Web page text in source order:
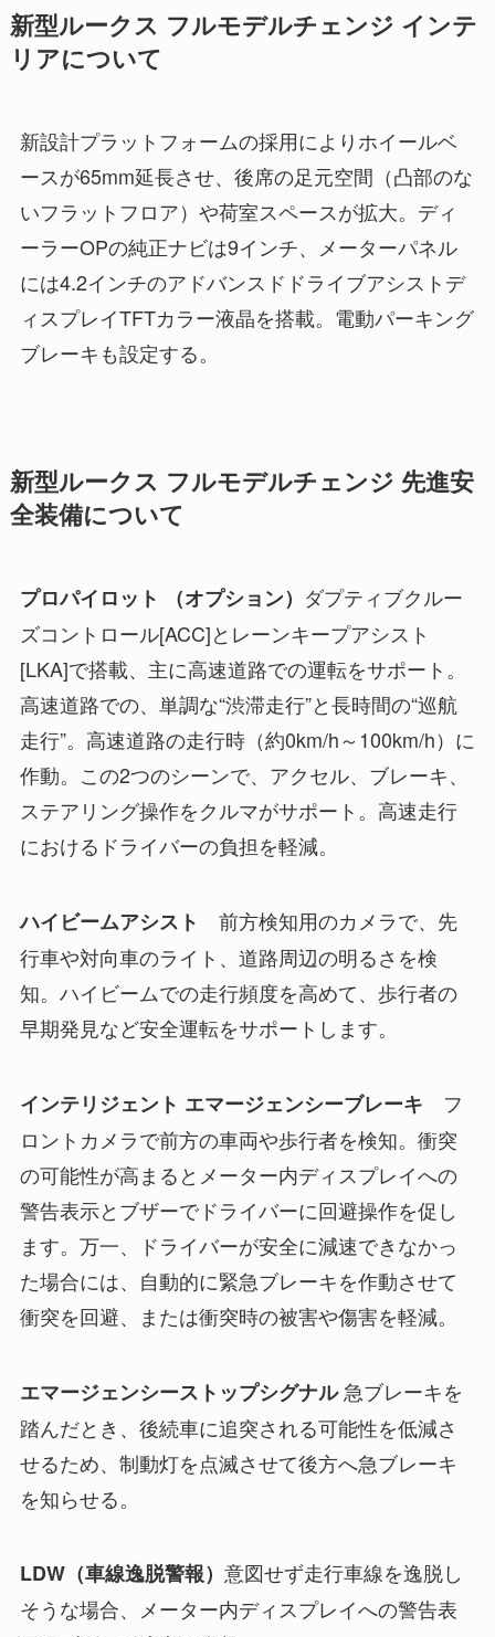
新型ルークス フルモデルチェンジ インテ
リアについて
新設計プラットフォームの採用によりホイールベ
ースが65mm延長させ、後席の足元空間（凸部のな
いフラットフロア）や荷室スペースが拡大。ディ
ーラーOPの純正ナビは9インチ、メーターパネル
には4.2インチのアドバンスドドライブアシストデ
ィスプレイTFTカラー液晶を搭載。電動パーキング
ブレーキも設定する。
新型ルークス フルモデルチェンジ 先進安
全装備について
プロパイロット （オプション） ダプティブクルー
ズコントロール[ACC]とレーンキープアシスト
[LKA]で搭載、主に高速道路での運転をサポート。
高速道路での、単調な“渋滞走行”と長時間の“巡航
走行”。高速道路の走行時（約0km/h～100km/h）に
作動。この2つのシーンで、アクセル、ブレーキ、
ステアリング操作をクルマがサポート。高速走行
におけるドライバーの負担を軽減。
ハイビームアシスト 前方検知用のカメラで、先
行車や対向車のライト、道路周辺の明るさを検
知。ハイビームでの走行頻度を高めて、歩行者の
早期発見など安全運転をサポートします。
インテリジェント エマージェンシーブレーキ フ
ロントカメラで前方の車両や歩行者を検知。衝突
の可能性が高まるとメーター内ディスプレイへの
警告表示とブザーでドライバーに回避操作を促し
ます。万一、ドライバーが安全に減速できなかっ
た場合には、自動的に緊急ブレーキを作動させて
衝突を回避、または衝突時の被害や傷害を軽減。
エマージェンシーストップシグナル急ブレーキを
踏んだとき、後続車に追突される可能性を低減さ
せるため、制動灯を点滅させて後方へ急ブレーキ
を知らせる。
LDW（車線逸脱警報） 意図せず走行車線を逸脱し
そうな場合、メーター内ディスプレイへの警告表